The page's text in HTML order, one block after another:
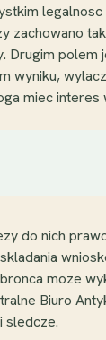
zachowano
polem
wyniku,
miec interes
do nich
moze
Biuro
sledcze.